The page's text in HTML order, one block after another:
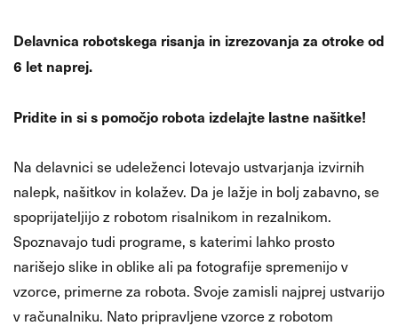
Delavnica robotskega risanja in izrezovanja za otroke od
6 let naprej.
Pridite in si s pomočjo robota izdelajte lastne našitke!
Na delavnici se udeleženci lotevajo ustvarjanja izvirnih
nalepk, našitkov in kolažev. Da je lažje in bolj zabavno, se
spoprijateljijo z robotom risalnikom in rezalnikom.
Spoznavajo tudi programe, s katerimi lahko prosto
narišejo slike in oblike ali pa fotografije spremenijo v
vzorce, primerne za robota. Svoje zamisli najprej ustvarijo
v računalniku. Nato pripravljene vzorce z robotom